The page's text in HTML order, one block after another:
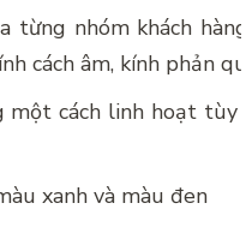
từng nhóm khách
cách âm, kính phản
một cách linh hoạt
xanh và màu đen